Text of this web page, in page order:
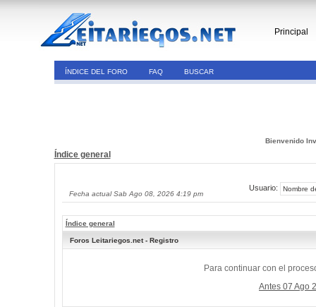
Principal
ÍNDICE DEL FORO FAQ BUSCAR
Bienvenido
Índice general
Fecha actual Sab Ago 08, 2026 4:19 pm
Usuario:
Índice general
Foros Leitariegos.net - Registro
Para continuar con el
Antes 07 Ago